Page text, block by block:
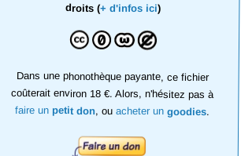
droits (+ d'infos ici)
Dans une phonothèque payante, ce fichier
coûterait environ 18 €. Alors, n'hésitez pas à
faire un petit don, ou acheter un goodies.